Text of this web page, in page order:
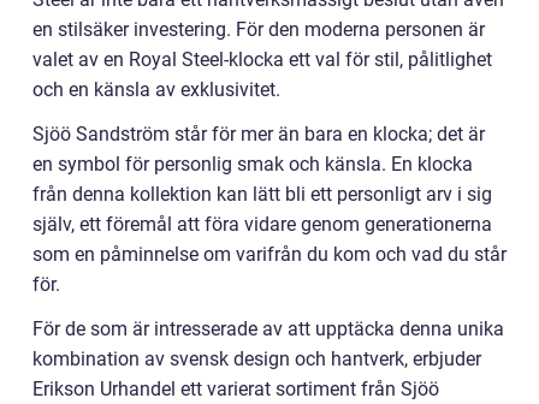
en stilsäker investering. För den moderna personen är
valet av en Royal Steel-klocka ett val för stil, pålitlighet
och en känsla av exklusivitet.
Sjöö Sandström står för mer än bara en klocka; det är
en symbol för personlig smak och känsla. En klocka
från denna kollektion kan lätt bli ett personligt arv i sig
själv, ett föremål att föra vidare genom generationerna
som en påminnelse om varifrån du kom och vad du står
för.
För de som är intresserade av att upptäcka denna unika
kombination av svensk design och hantverk, erbjuder
Erikson Urhandel ett varierat sortiment från Sjöö